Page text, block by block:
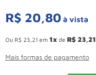
R$ 20,80à vista
Ou R$ 23 21 em 1 de R$ 23,21
Mais formas de pagamento